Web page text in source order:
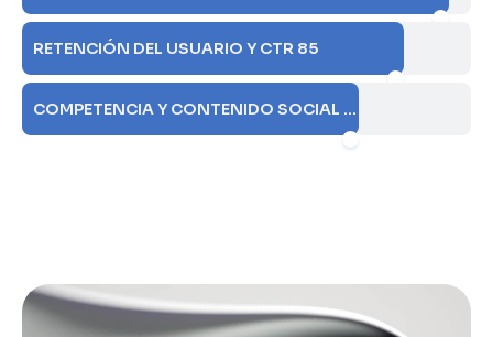
RETENCIÓN DEL USUARIO Y CTR 85
COMPETENCIA Y CONTENIDO SOCIAL 75